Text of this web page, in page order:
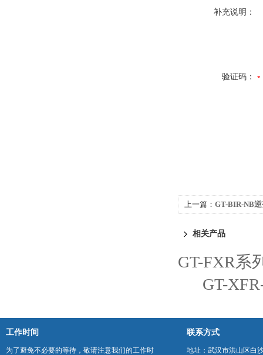
补充说明：
验证码：
上一篇： GT-BIR-NB
相关产品
GT-FXR系
GT-
工作时间
为了避免不必要的等待，敬请注意我们的工作时
联系方式
地址：武汉市洪山区白